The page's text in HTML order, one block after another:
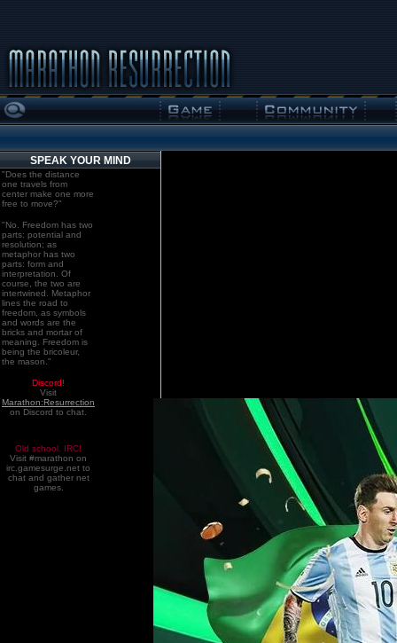
SPEAK YOUR MIND
"Does the distance
one travels from
center make one more
free to move?"
"No. Freedom has two
parts: potential and
resolution; as
metaphor has two
parts: form and
interpretation. Of
course, the two are
intertwined. Metaphor
lines the road to
freedom, as symbols
and words are the
bricks and mortar of
meaning. Freedom is
being the bricoleur,
the mason."
Discord!
Visit
Marathon:Resurrection
on Discord to chat.
Old school. IRC!
Visit #marathon on
irc.gamesurge.net to
chat and gather net
games.